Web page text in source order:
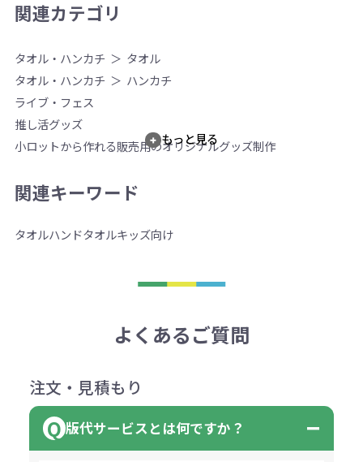
関連カテゴリ
タオル・ハンカチ
タオル
タオル・ハンカチ
ハンカチ
ライブ・フェス
推し活グッズ
小ロットから作れる販売用のオリジナルグッズ制作
もっと見る
関連キーワード
タオルハンドタオルキッズ向け
よくあるご質問
注文・見積もり
版代サービスとは何ですか？